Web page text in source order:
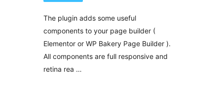
The plugin adds some useful
components to your page builder (
Elementor or WP Bakery Page Builder ).
All components are full responsive and
retina rea …